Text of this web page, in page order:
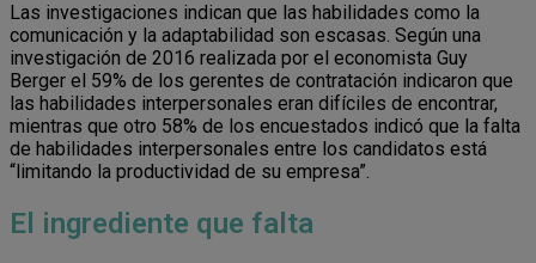
Las investigaciones indican que las habilidades como la
comunicación y la adaptabilidad son escasas. Según una
investigación de 2016 realizada por el economista Guy
Berger el 59% de los gerentes de contratación indicaron que
las habilidades interpersonales eran difíciles de encontrar,
mientras que otro 58% de los encuestados indicó que la falta
de habilidades interpersonales entre los candidatos está
“limitando la productividad de su empresa”.
El ingrediente que falta